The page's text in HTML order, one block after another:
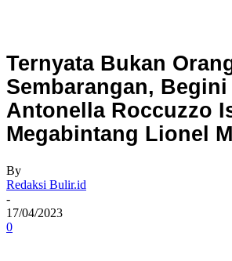
Ternyata Bukan
Sembarangan, Begini
Antonella Roccuzzo
Megabintang Lionel
By
Redaksi Bulir.id
-
17/04/2023
0